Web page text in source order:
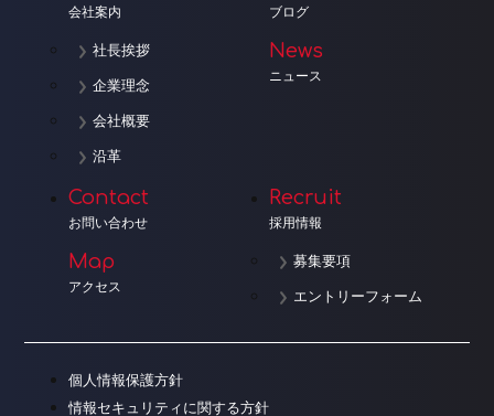
会社案内
社長挨拶
企業理念
会社概要
沿革
ブログ
News
ニュース
Contact
お問い合わせ
Map
アクセス
Recruit
採用情報
募集要項
エントリーフォーム
個人情報保護方針
情報セキュリティに関する方針